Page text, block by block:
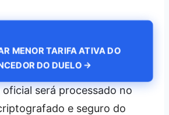
MENOR TARIFA ATIVA DO
DO DUELO →
oficial será processado no
e seguro do